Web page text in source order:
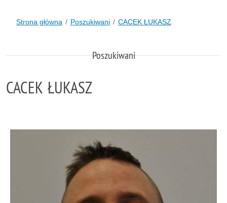
Strona główna Poszukiwani CACEK ŁUKASZ
Poszukiwani
CACEK ŁUKASZ